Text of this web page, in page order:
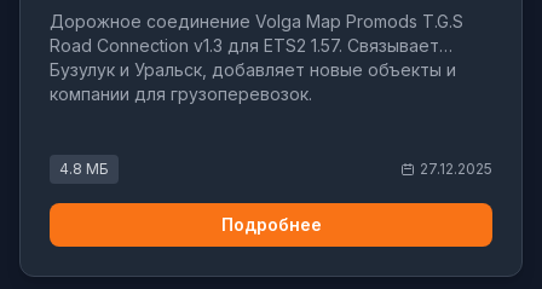
Дорожное соединение Volga Map Promods T.G.S
Road Connection v1.3 для ETS2 1.57. Связывает
Бузулук и Уральск, добавляет новые объекты и
компании для грузоперевозок.
4.8 МБ 27.12.2025
Подробнее